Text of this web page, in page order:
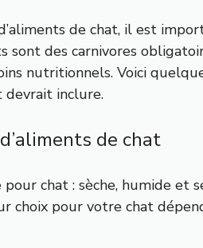
de chat, il est
des carnivores
nutritionnels. Voici
devrait inclure.
de chat
chat : sèche, humide et
choix pour votre chat